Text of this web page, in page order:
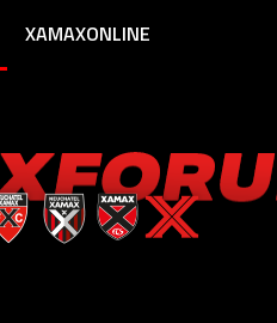
XAMAXONLINE